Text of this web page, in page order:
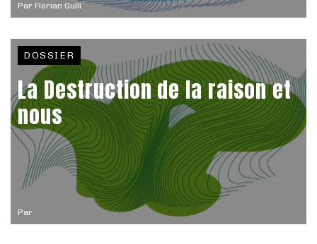
Par Florian Gulli
Par
DOSSIER
La Destruction de la raison et
nous